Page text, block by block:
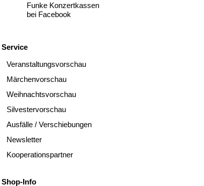
Funke Konzertkassen
bei Facebook
Service
Veranstaltungsvorschau
Märchenvorschau
Weihnachtsvorschau
Silvestervorschau
Ausfälle / Verschiebungen
Newsletter
Kooperationspartner
Shop-Info